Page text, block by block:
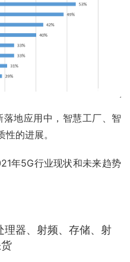
地应用中，智慧工厂、智
的进展。
年5G行业现状和未来趋势
理器、射频、存储、射